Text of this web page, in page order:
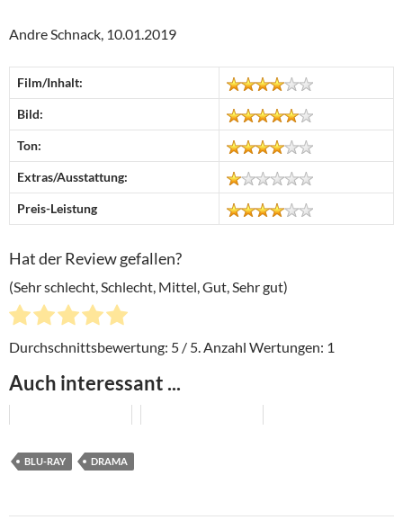
Andre Schnack, 10.01.2019
Film/Inhalt:
Bild:
Ton:
Extras/Ausstattung:
Preis-Leistung
Hat der Review gefallen?
(Sehr schlecht, Schlecht, Mittel, Gut, Sehr gut)
Durchschnittsbewertung: 5 / 5. Anzahl Wertungen: 1
Auch interessant ...
BLU-RAY DRAMA